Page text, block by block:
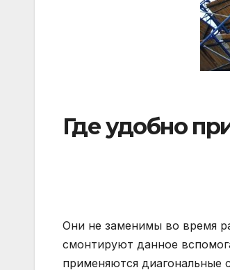
Где удобно
Они не заменимы во время
смонтируют данное
применяются диагональные